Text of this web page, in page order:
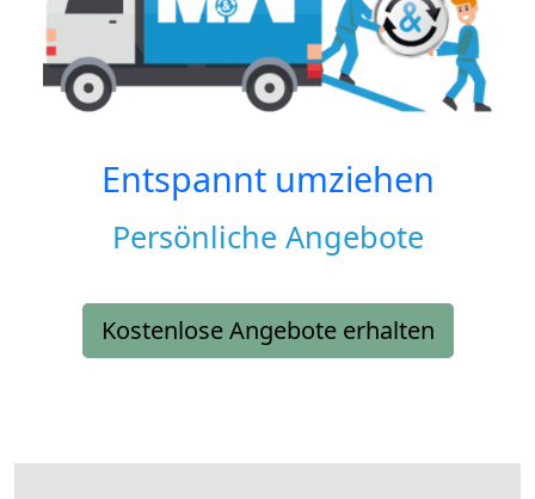
Entspannt umziehen
Persönliche Angebote
Kostenlose Angebote erhalten